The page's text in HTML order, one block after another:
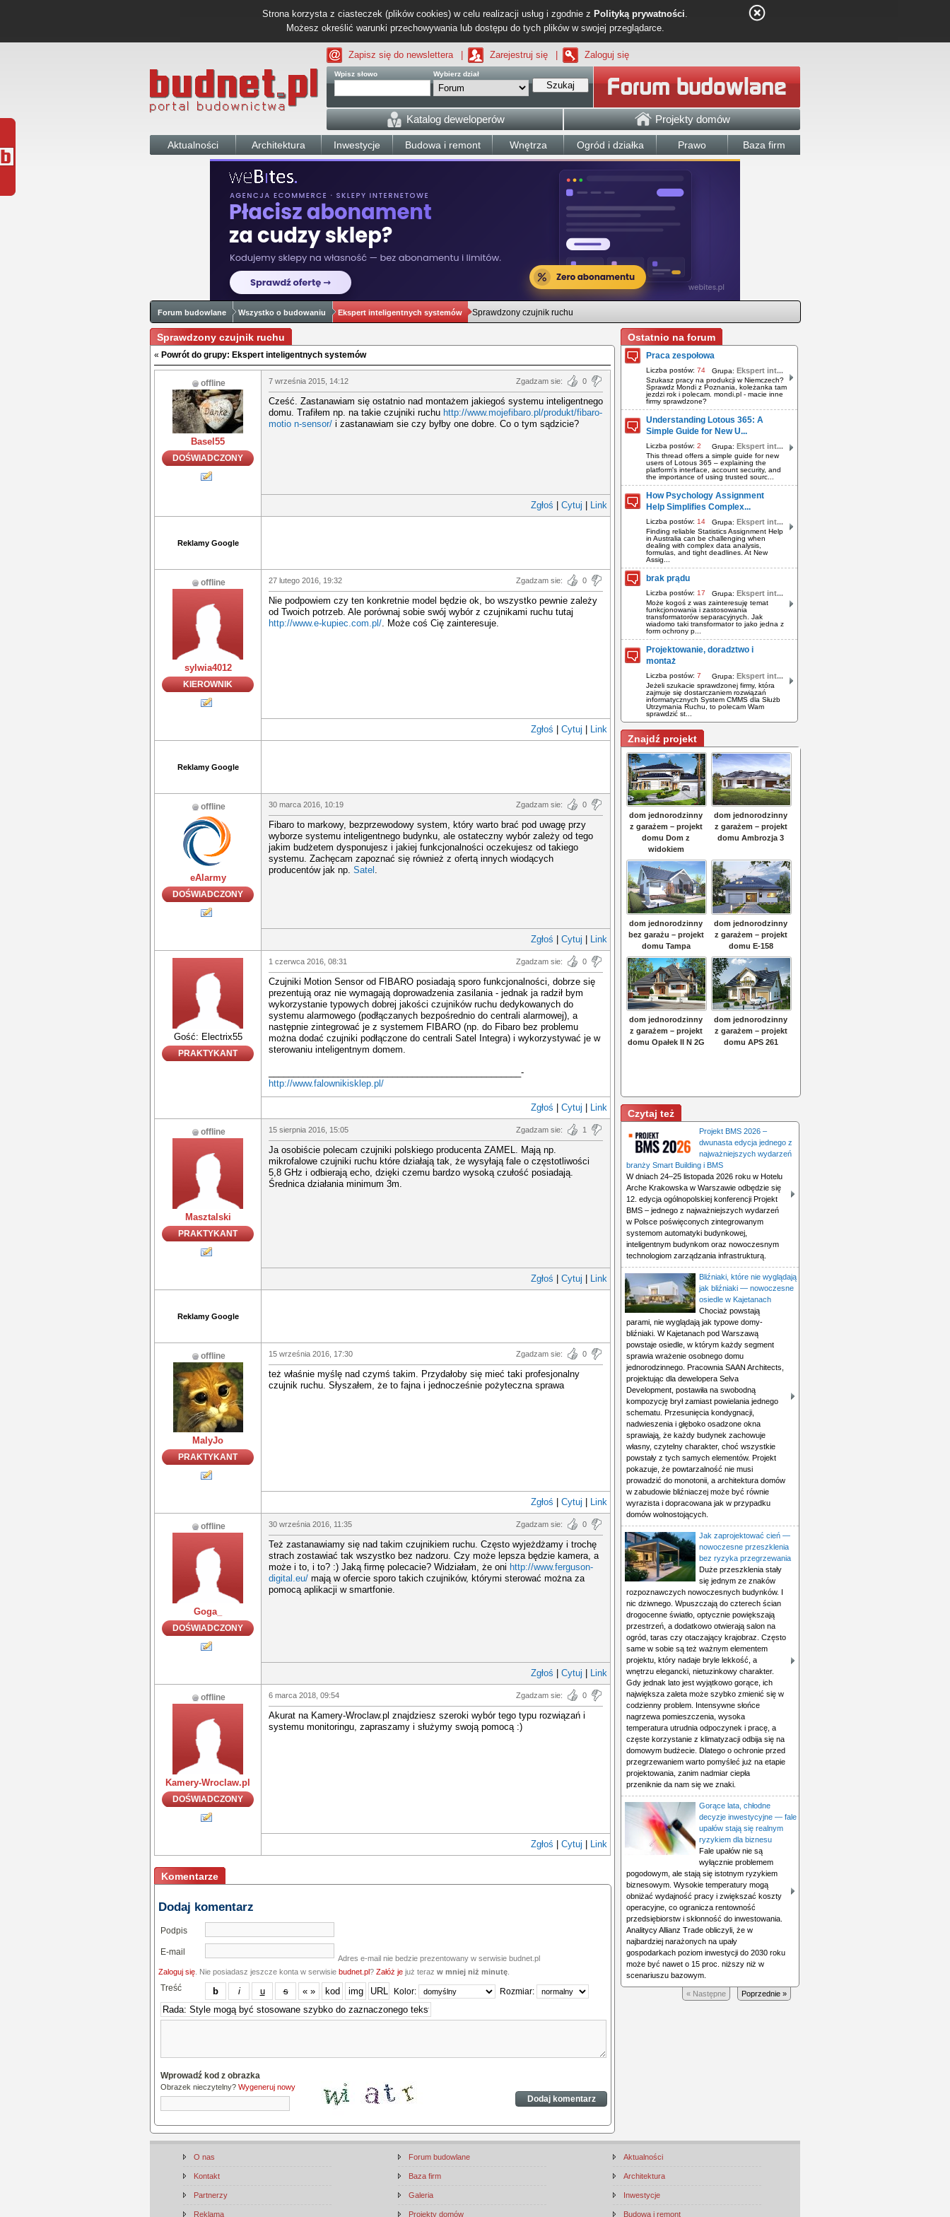
Strona korzysta z ciasteczek (plików cookies) w celu realizacji usług i zgodnie z Polityką prywatności.
Możesz określić warunki przechowywania lub dostępu do tych plików w swojej przeglądarce.
Zapisz się do newslettera Zarejestruj się Zaloguj się
Wpisz słowo Wybierz dział
Szukaj
Katalog deweloperów Projekty domów
Aktualności Architektura Inwestycje Budowa i remont Wnętrza Ogród i działka Prawo Baza firm
Forum budowlane Wszystko o budowaniu Ekspert inteligentnych systemów Sprawdzony czujnik ruchu
Sprawdzony czujnik ruchu
« Powrót do grupy: Ekspert inteligentnych systemów
offline
Basel55
DOŚWIADCZONY
7 września 2015, 14:12 Zgadzam sie: 0
Cześć. Zastanawiam się ostatnio nad montażem jakiegoś systemu inteligentnego
domu. Trafiłem np. na takie czujniki ruchu http://www.mojefibaro.pl/produkt/fibaro-
motio n-sensor/ i zastanawiam sie czy byłby one dobre. Co o tym sądzicie?
Zgłoś Cytuj Link
Reklamy Google
offline
sylwia4012
KIEROWNIK
27 lutego 2016, 19:32 Zgadzam sie: 0
Nie podpowiem czy ten konkretnie model będzie ok, bo wszystko pewnie zależy
od Twoich potrzeb. Ale porównaj sobie swój wybór z czujnikami ruchu tutaj
http://www.e-kupiec.com.pl/. Może coś Cię zainteresuje.
Zgłoś Cytuj Link
Reklamy Google
offline
eAlarmy
DOŚWIADCZONY
30 marca 2016, 10:19 Zgadzam sie: 0
Fibaro to markowy, bezprzewodowy system, który warto brać pod uwagę przy
wyborze systemu inteligentnego budynku, ale ostateczny wybór zależy od tego
jakim budżetem dysponujesz i jakiej funkcjonalności oczekujesz od takiego
systemu. Zachęcam zapoznać się również z ofertą innych wiodących
producentów jak np. Satel .
Zgłoś Cytuj Link
Gość: Electrix55
PRAKTYKANT
1 czerwca 2016, 08:31 Zgadzam sie: 0
Czujniki Motion Sensor od FIBARO posiadają sporo funkcjonalności, dobrze się
prezentują oraz nie wymagają doprowadzenia zasilania - jednak ja radził bym
wykorzystanie typowych dobrej jakości czujników ruchu dedykowanych do
systemu alarmowego (podłączanych bezpośrednio do centrali alarmowej), a
następnie zintegrować je z systemem FIBARO (np. do Fibaro bez problemu
można dodać czujniki podłączone do centrali Satel Integra) i wykorzystywać je w
sterowaniu inteligentnym domem.
___________________________________________________-
http://www.falownikisklep.pl/
Zgłoś Cytuj Link
offline
Masztalski
PRAKTYKANT
15 sierpnia 2016, 15:05 Zgadzam sie: 1
Ja osobiście polecam czujniki polskiego producenta ZAMEL. Mają np.
mikrofalowe czujniki ruchu które działają tak, że wysyłają fale o częstotliwości
5,8 GHz i odbierają echo, dzięki czemu bardzo wysoką czułość posiadają.
Średnica działania minimum 3m.
Zgłoś Cytuj Link
Reklamy Google
offline
MalyJo
PRAKTYKANT
15 września 2016, 17:30 Zgadzam sie: 0
też właśnie myślę nad czymś takim. Przydałoby się mieć taki profesjonalny
czujnik ruchu. Słyszałem, że to fajna i jednocześnie pożyteczna sprawa
Zgłoś Cytuj Link
offline
Goga_
DOŚWIADCZONY
30 września 2016, 11:35 Zgadzam sie: 0
Też zastanawiamy się nad takim czujnikiem ruchu. Często wyjeżdżamy i trochę
strach zostawiać tak wszystko bez nadzoru. Czy może lepsza będzie kamera, a
może i to, i to? :) Jaką firmę polecacie? Widziałam, że oni http://www.ferguson-
digital.eu/ mają w ofercie sporo takich czujników, którymi sterować można za
pomocą aplikacji w smartfonie.
Zgłoś Cytuj Link
offline
Kamery-Wroclaw.pl
DOŚWIADCZONY
6 marca 2018, 09:54 Zgadzam sie: 0
Akurat na Kamery-Wroclaw.pl znajdziesz szeroki wybór tego typu rozwiązań i
systemu monitoringu, zapraszamy i służymy swoją pomocą :)
Zgłoś Cytuj Link
Komentarze
Dodaj komentarz
Podpis
E-mail
Adres e-mail nie bedzie prezentowany w serwisie budnet.pl
Zaloguj się . Nie posiadasz jeszcze konta w serwisie budnet.pl? Załóż je już teraz w mniej niż minutę
Treść Kolor: Rozmiar:
Wprowadź kod z obrazka
Obrazek nieczytelny? Wygeneruj nowy
Ostatnio na forum
Praca zespołowa
Liczba postów: 74 Grupa: Ekspert int...
Szukasz pracy na produkcji w Niemczech?
Sprawdz Mondi z Poznania, koleżanka tam
jezdzi rok i polecam. mondi.pl - macie inne
firmy sprawdzone?
Understanding Lotous 365: A
Simple Guide for New U...
Liczba postów: 2 Grupa: Ekspert int...
This thread offers a simple guide for new
users of Lotous 365 – explaining the
platform's interface, account security, and
the importance of using trusted sourc...
How Psychology Assignment
Help Simplifies Complex...
Liczba postów: 14 Grupa: Ekspert int...
Finding reliable Statistics Assignment Help
in Australia can be challenging when
dealing with complex data analysis,
formulas, and tight deadlines. At New
Assig...
brak prądu
Liczba postów: 17 Grupa: Ekspert int...
Może kogoś z was zainteresuję temat
funkcjonowania i zastosowania
transformatorów separacyjnych. Jak
wiadomo taki transformator to jako jedna z
form ochrony p...
Projektowanie, doradztwo i
montaż
Liczba postów: 7 Grupa: Ekspert int...
Jeżeli szukacie sprawdzonej firmy, która
zajmuje się dostarczaniem rozwiązań
informatycznych System CMMS dla Służb
Utrzymania Ruchu, to polecam Wam
sprawdzić st...
Znajdź projekt
Czytaj też
Projekt BMS 2026 –
dwunasta edycja jednego z
najważniejszych wydarzeń
branży Smart Building i BMS
W dniach 24–25 listopada 2026 roku w Hotelu
Arche Krakowska w Warszawie odbędzie się
12. edycja ogólnopolskiej konferencji Projekt
BMS – jednego z najważniejszych wydarzeń
w Polsce poświęconych zintegrowanym
systemom automatyki budynkowej,
inteligentnym budynkom oraz nowoczesnym
technologiom zarządzania infrastrukturą.
Bliźniaki, które nie wyglądają
jak bliźniaki — nowoczesne
osiedle w Kajetanach
Chociaż powstają
parami, nie wyglądają jak typowe domy-
bliźniaki. W Kajetanach pod Warszawą
powstaje osiedle, w którym każdy segment
sprawia wrażenie osobnego domu
jednorodzinnego. Pracownia SAAN Architects,
projektując dla dewelopera Selva
Development, postawiła na swobodną
kompozycję brył zamiast powielania jednego
schematu. Przesunięcia kondygnacji,
nadwieszenia i głęboko osadzone okna
sprawiają, że każdy budynek zachowuje
własny, czytelny charakter, choć wszystkie
powstały z tych samych elementów. Projekt
pokazuje, że powtarzalność nie musi
prowadzić do monotonii, a architektura domów
w zabudowie bliźniaczej może być równie
wyrazista i dopracowana jak w przypadku
domów wolnostojących.
Jak zaprojektować cień —
nowoczesne przeszklenia
bez ryzyka przegrzewania
Duże przeszklenia stały
się jednym ze znaków
rozpoznawczych nowoczesnych budynków. I
nic dziwnego. Wpuszczają do czterech ścian
drogocenne światło, optycznie powiększają
przestrzeń, a dodatkowo otwierają salon na
ogród, taras czy otaczający krajobraz. Często
same w sobie są też ważnym elementem
projektu, który nadaje bryle lekkość, a
wnętrzu elegancki, nietuzinkowy charakter.
Gdy jednak lato jest wyjątkowo gorące, ich
największa zaleta może szybko zmienić się w
codzienny problem. Intensywne słońce
nagrzewa pomieszczenia, wysoka
temperatura utrudnia odpoczynek i pracę, a
częste korzystanie z klimatyzacji odbija się na
domowym budżecie. Dlatego o ochronie przed
przegrzewaniem warto pomyśleć już na etapie
projektowania, zanim nadmiar ciepła
przeniknie da nam się we znaki.
Gorące lata, chłodne
decyzje inwestycyjne — fale
upałów stają się realnym
ryzykiem dla biznesu
Fale upałów nie są
wyłącznie problemem
pogodowym, ale stają się istotnym ryzykiem
biznesowym. Wysokie temperatury mogą
obniżać wydajność pracy i zwiększać koszty
operacyjne, co ogranicza rentowność
przedsiębiorstw i skłonność do inwestowania.
Analitycy Allianz Trade obliczyli, że w
najbardziej narażonych na upały
gospodarkach poziom inwestycji do 2030 roku
może być nawet o 15 proc. niższy niż w
scenariuszu bazowym.
Poprzednie »
« Następne
O nas
Kontakt
Partnerzy
Reklama
Forum budowlane
Baza firm
Galeria
Projekty domów
Aktualności
Architektura
Inwestycje
Budowa i remont